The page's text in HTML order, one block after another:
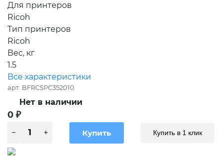
Для принтеров
Ricoh
Тип принтеров
Ricoh
Вес, кг
1.5
Все характеристики
арт. BFRCSPC352010
Нет в наличии
0 ₽
Купить в 1 клик